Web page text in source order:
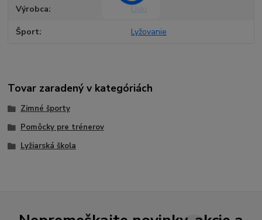
Výrobca LIski
Šport Lyžovanie
Tovar zaradený v kategóriách
Zimné športy
Pomôcky pre trénerov
Lyžiarská škola